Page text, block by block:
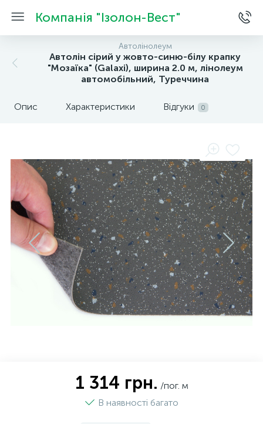
Компанія "Ізолон-Вест"
Автолінолеум
Автолін сірий у жовто-синю-білу крапку
"Мозаїка" (Galaxi), ширина 2.0 м, лінолеум
автомобільний, Туреччина
Опис Характеристики Відгуки 0
1 314 грн. /пог. м
В наявності багато